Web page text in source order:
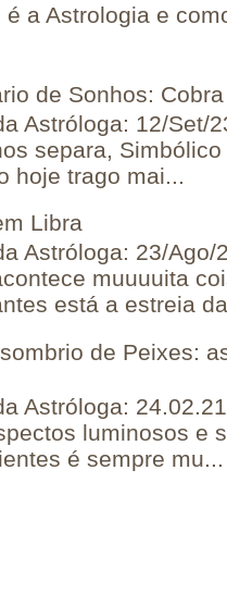
é a Astrologia e
de Sonhos: Cobra
Astróloga: 12/Set/
separa,
hoje trago mai...
Libra
Astróloga: 23/
muuuuita
está a estreia
de Peixes:
Astróloga:
luminosos e
é sempre mu...